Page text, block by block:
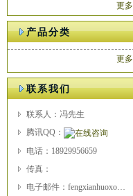
更多
产品分类
更多
联系我们
联系人：冯先生
腾讯QQ：
电话：18929956659
传真：
电子邮件：fengxianhuoxo@163.com